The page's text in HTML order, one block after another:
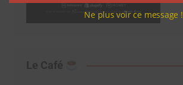
Le Café
Ne plus voir ce message !